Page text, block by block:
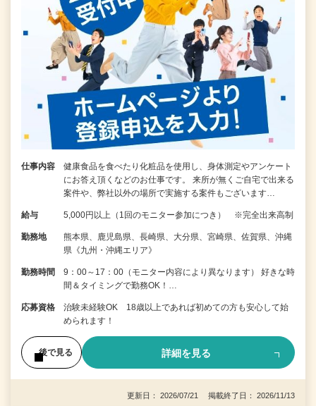
仕事内容
健康食品を食べたり化粧品を使用し、身体測定やアンケート
にお答え頂くなどのお仕事です。 来所が無くご自宅で出来る
案件や、弊社以外の場所で実施する案件もございます…
給与 5,000円以上（1回のモニター参加につき） ※完全出来高制
勤務地
熊本県、鹿児島県、長崎県、大分県、宮崎県、佐賀県、沖縄
県《九州・沖縄エリア》
勤務時間
9：00～17：00（モニター内容により異なります） 好きな時
間＆タイミングで勤務OK！…
応募資格
治験未経験OK 18歳以上であれば初めての方も安心して始
められます！
後で見る 詳細を見る
更新日： 2026/07/21 掲載終了日： 2026/11/13